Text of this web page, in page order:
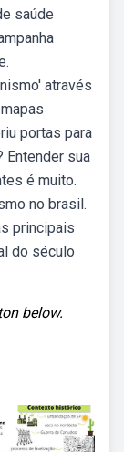
saúde
através
portas para
Entender sua
é muito.
no brasil.
principais
do século
below.